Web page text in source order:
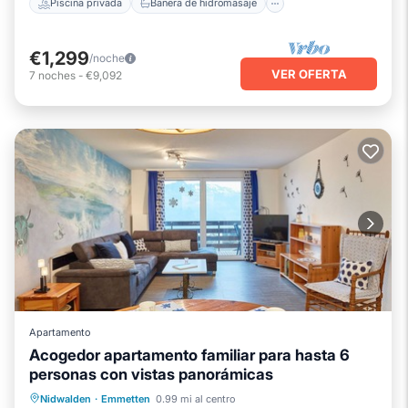
Piscina privada Bañera de hidromasaje
€1,299/noche
7 noches - €9,092 VER OFERTA
Apartamento
Acogedor apartamento familiar para hasta 6
personas con vistas panorámicas
Nidwalden · Emmetten 0.99 mi al centro
Balcón/Terraza Cocina
Internet
Apto para niños